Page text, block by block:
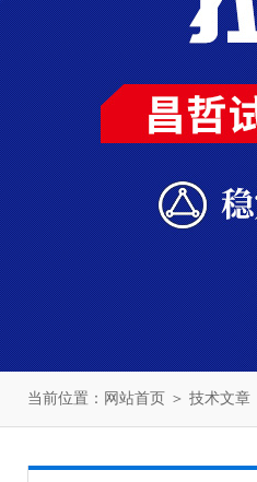
当前位置： 网站首页 ＞ 技术文章